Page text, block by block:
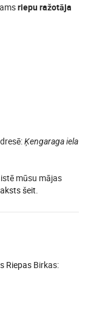
riepu ražotāja
Ķengaraga iela
mūsu mājas
šeit.
Riepas Birkas: